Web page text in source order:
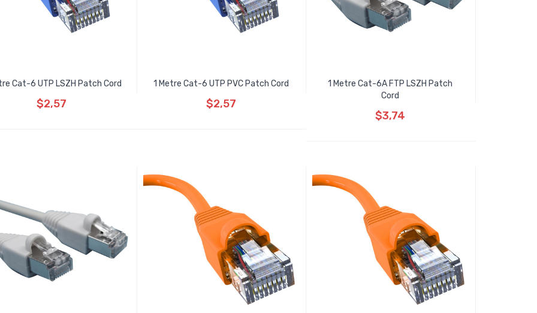
Cat-6 UTP LSZH Patch Cord
$2,57
1 Metre Cat-6 UTP PVC Patch Cord
$2,57
1 Metre Cat-6A FTP LSZH Patch
Cord
$3,74